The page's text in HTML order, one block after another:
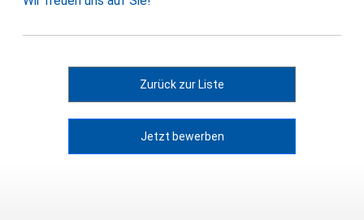
Zurück zur Liste
Jetzt bewerben